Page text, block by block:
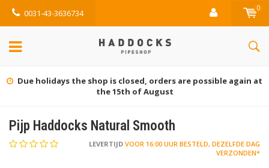
0031-43-3636734 0
Gratis retourneren (NL)
Pijp Haddocks Natural Smooth
LEVERTIJD VOOR 16:00 UUR BESTELD, DEZELFDE DAG
VERZONDEN*